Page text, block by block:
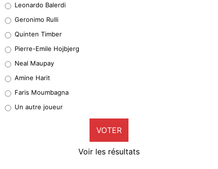
32%
5%
1%
9%
Leonardo Balerdi
Geronimo Rulli
Quinten Timber
Pierre-Emile Hojbjerg
Neal Maupay
Amine Harit
Faris Moumbagna
Un autre joueur
VOTER
Voir les résultats